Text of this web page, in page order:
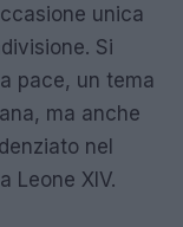
unica
Si
pace, un tema
ma anche
nel
Leone XIV.